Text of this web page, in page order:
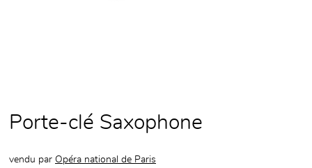
Porte-clé Saxophone
vendu par Opéra national de Paris